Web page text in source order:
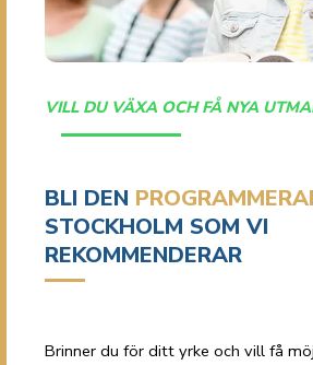
VILL DU VÄXA OCH FÅ NYA
BLI DEN
STOCKHOLM SOM VI
REKOMMENDERAR
Brinner du för ditt yrke och vill få